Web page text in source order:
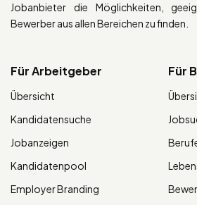
Jobanbieter die Möglichkeiten,
Bewerber aus allen Bereichen zu finden.
Für Arbeitgeber
Übersicht
Kandidatensuche
Jobanzeigen
Kandidatenpool
Employer Branding
Für